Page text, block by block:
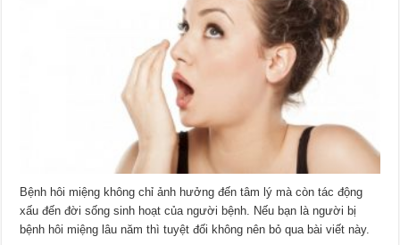
Bệnh hôi miệng không chỉ ảnh hưởng đến tâm lý mà còn tác động
xấu đến đời sống sinh hoạt của người bệnh. Nếu bạn là người bị
bệnh hôi miệng lâu năm thì tuyệt đối không nên bỏ qua bài viết này.